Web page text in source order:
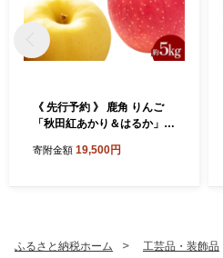
《 先行予約 》 鹿角 りんご
「秋田紅あかり＆はるか」約
カンパニー】●2026年12月上
寄附金額 19,500円
ふるさと納税ホーム 工芸品・装飾品